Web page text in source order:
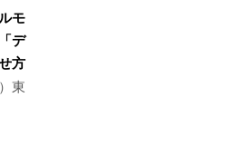
モ
デ
方
東